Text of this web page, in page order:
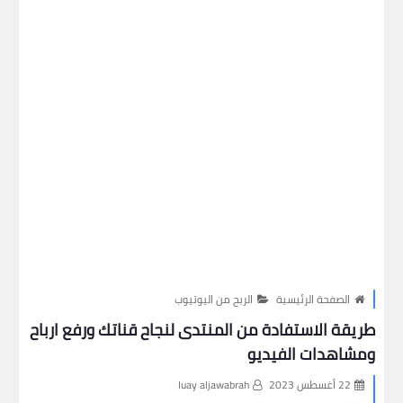
الصفحة الرئيسية الربح من اليوتيوب
طريقة الاستفادة من المنتدى لنجاح قناتك ورفع ارباح
ومشاهدات الفيديو
22 أغسطس 2023 luay aljawabrah